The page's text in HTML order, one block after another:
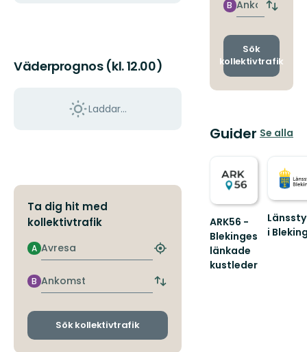
Väderprognos (kl. 12.00)
Laddar...
Ta dig hit med
kollektivtrafik
Avresa
A
Hitta
hållplats
Ankomst
B
Byt
och
Sök kollektivtrafik
Ankomst
B
Byt
och
Sök
kollektivtrafik
Guider Se alla
ARK56 -
Blekinges
länkade
kustleder
i